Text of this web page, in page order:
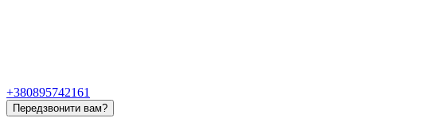
+380895742161
Передзвонити вам?